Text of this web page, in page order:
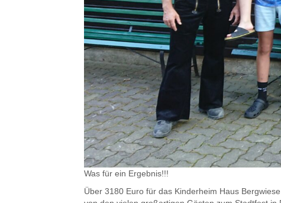
Was für ein Ergebnis!!!
Über 3180 Euro für das Kinderheim Haus